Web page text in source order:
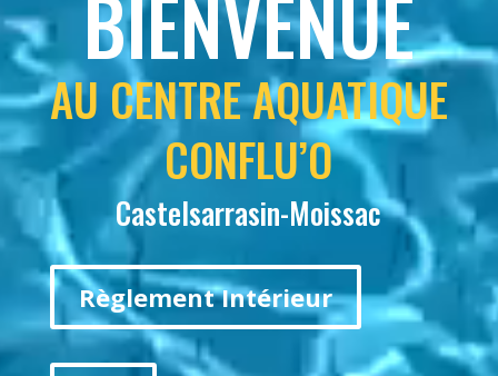
BIENVENUE
AU CENTRE AQUATIQUE
CONFLU’O
Castelsarrasin-Moissac
Règlement Intérieur